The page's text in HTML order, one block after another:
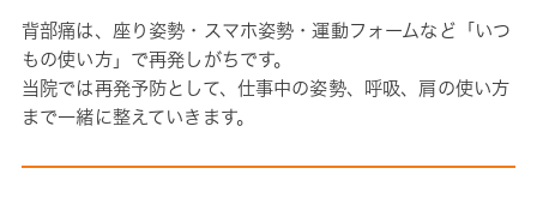
背部痛は、座り姿勢・スマホ姿勢・運動フォームなど「いつ
もの使い方」で再発しがちです。
当院では再発予防として、仕事中の姿勢、呼吸、肩の使い方
まで一緒に整えていきます。